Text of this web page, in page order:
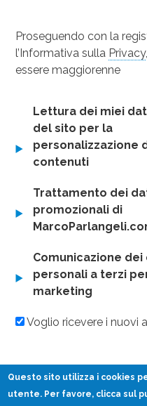
Proseguendo con la
l’Informativa sulla Privacy
essere maggiorenne
Lettura dei miei
del sito per la
personalizzazione
contenuti
Trattamento dei
promozionali di
Comunicazione dei
personali a terzi
marketing
Voglio ricevere i nuovi
Questo sito utilizza i cookies
utente. Per favore, clicca sul